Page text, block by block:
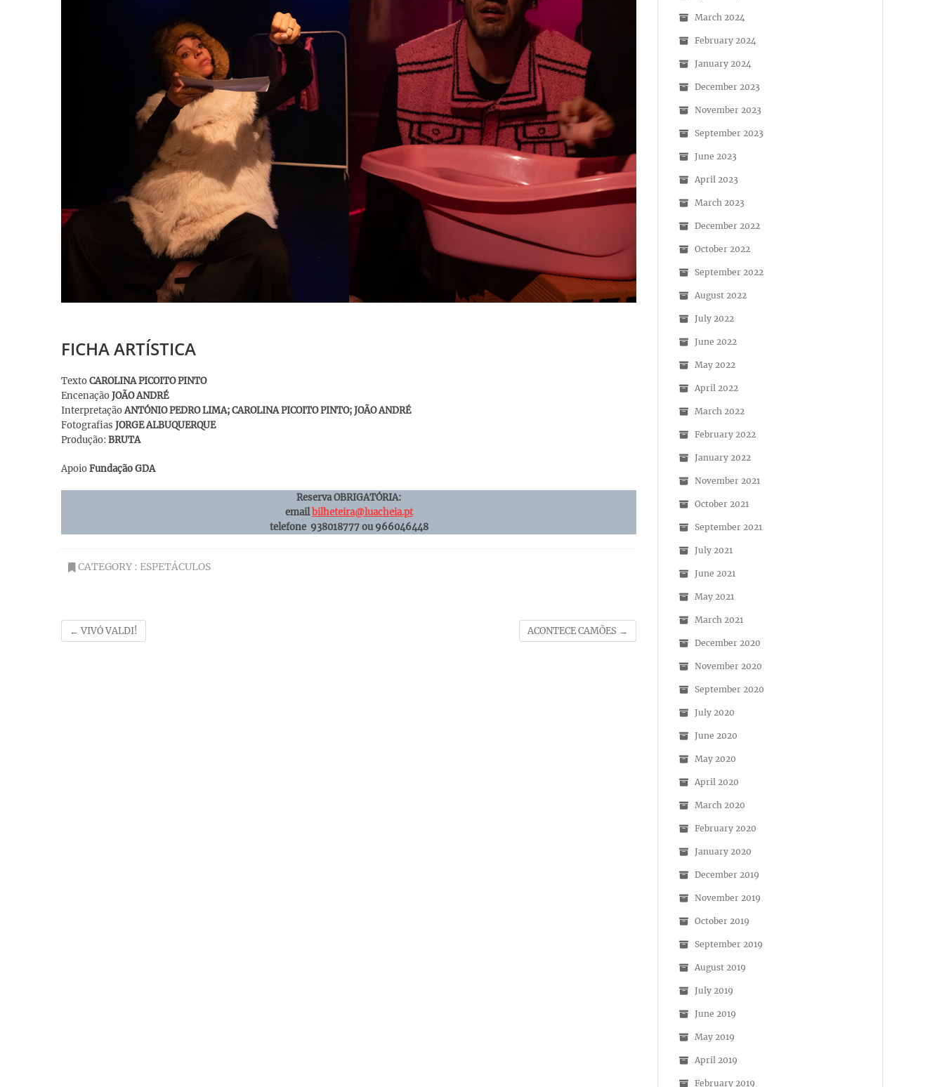
FICHA ARTÍSTICA
TextoCAROLINA PICOITO PINTO
EncenaçãoJOÃO ANDRÉ
InterpretaçãoANTÓNIO PEDRO LIMA; CAROLINA PICOITO PINTO; JOÃO ANDRÉ
Fotografias JORGE ALBUQUERQUE
Produção: BRUTA
ApoioFundação GDA
Reserva OBRIGATÓRIA:
emailbilheteira@luacheia.pt
telefone 938018777 ou 966046448
CATEGORY : ESPETÁCULOS
← VIVÓ VALDI! ACONTECE CAMÕES →
March 2024
February 2024
January 2024
December 2023
November 2023
September 2023
June 2023
April 2023
March 2023
December 2022
October 2022
September 2022
August 2022
July 2022
June 2022
May 2022
April 2022
March 2022
February 2022
January 2022
November 2021
October 2021
September 2021
July 2021
June 2021
May 2021
March 2021
December 2020
November 2020
September 2020
July 2020
June 2020
May 2020
April 2020
March 2020
February 2020
January 2020
December 2019
November 2019
October 2019
September 2019
August 2019
July 2019
June 2019
May 2019
April 2019
February 2019